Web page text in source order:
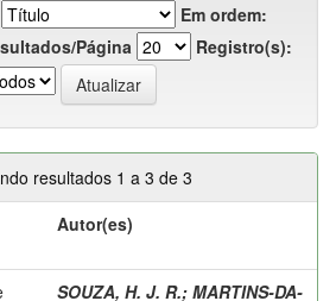
Em ordem:
Página
Registro(s):
resultados 1 a 3 de 3
Autor(es)
SOUZA, H. J. R.; MARTINS-DA-